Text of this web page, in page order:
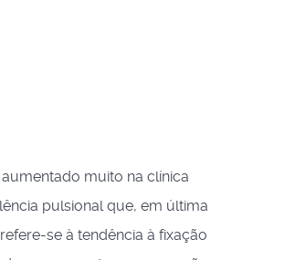
muito na clínica
pulsional que, em última
se à tendência à fixação